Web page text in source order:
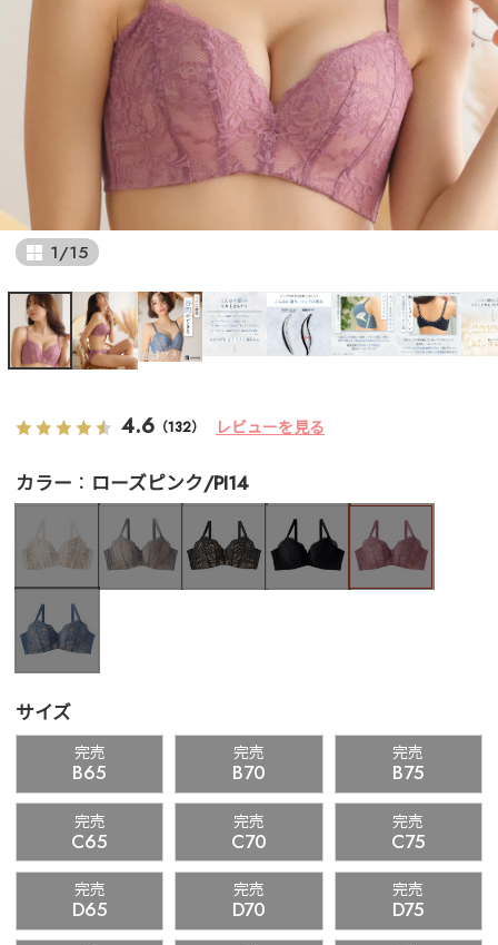
1/15
4.6 （132） レビューを見る
カラー ローズピンク/PI14
サイズ
完売
B65
完売
B70
完売
B75
完売
C65
完売
C70
完売
C75
完売
D65
完売
D70
完売
D75